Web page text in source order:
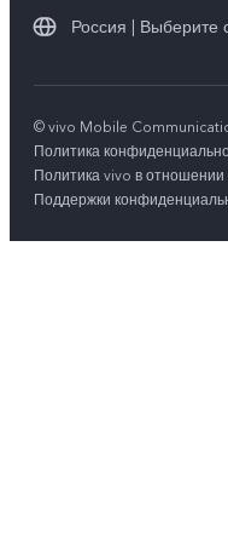
Россия | Выберите
© vivo Mobile
Политика
Политика vivo в
Поддержки